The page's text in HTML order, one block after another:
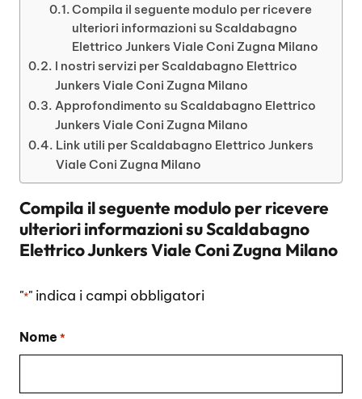
Compila il seguente modulo per ricevere
ulteriori informazioni su Scaldabagno
Elettrico Junkers Viale Coni Zugna Milano
I nostri servizi per Scaldabagno Elettrico
Junkers Viale Coni Zugna Milano
Approfondimento su Scaldabagno Elettrico
Junkers Viale Coni Zugna Milano
Link utili per Scaldabagno Elettrico Junkers
Viale Coni Zugna Milano
Compila il seguente modulo per ricevere
ulteriori informazioni suScaldabagno
Elettrico Junkers Viale Coni Zugna Milano
"*" indica i campi obbligatori
Nome *